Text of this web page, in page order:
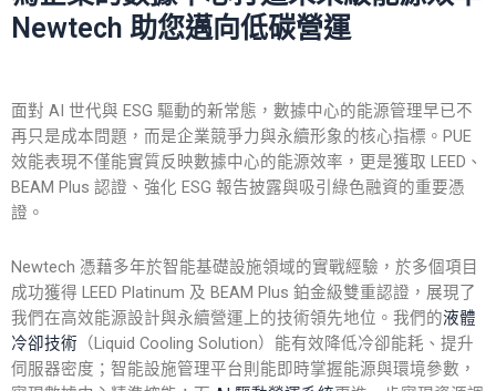
Newtech 助您邁向低碳營運
面對 AI 世代與 ESG 驅動的新常態，數據中心的能源管理早已不
再只是成本問題，而是企業競爭力與永續形象的核心指標。PUE
效能表現不僅能實質反映數據中心的能源效率，更是獲取 LEED、
BEAM Plus 認證、強化 ESG 報告披露與吸引綠色融資的重要憑
證。
Newtech 憑藉多年於智能基礎設施領域的實戰經驗，於多個項目
成功獲得 LEED Platinum 及 BEAM Plus 鉑金級雙重認證，展現了
我們在高效能源設計與永續營運上的技術領先地位。我們的液體
冷卻技術 （Liquid Cooling Solution）能有效降低冷卻能耗、提升
伺服器密度；智能設施管理平台則能即時掌握能源與環境參數，